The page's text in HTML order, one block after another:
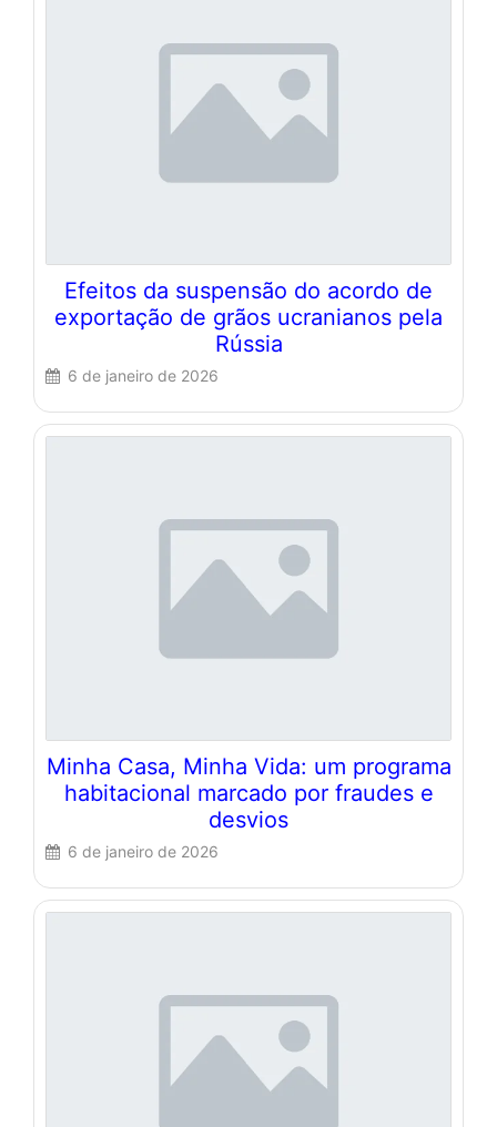
Efeitos da suspensão do acordo de
exportação de grãos ucranianos pela
Rússia
6 de janeiro de 2026
Minha Casa, Minha Vida: um programa
habitacional marcado por fraudes e
desvios
6 de janeiro de 2026